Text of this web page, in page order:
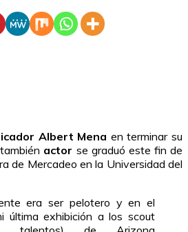
Albert Mena en terminar su
actor se graduó este fin de
de Mercadeo en la Universidad del
era ser pelotero y en el
última exhibición a los scout